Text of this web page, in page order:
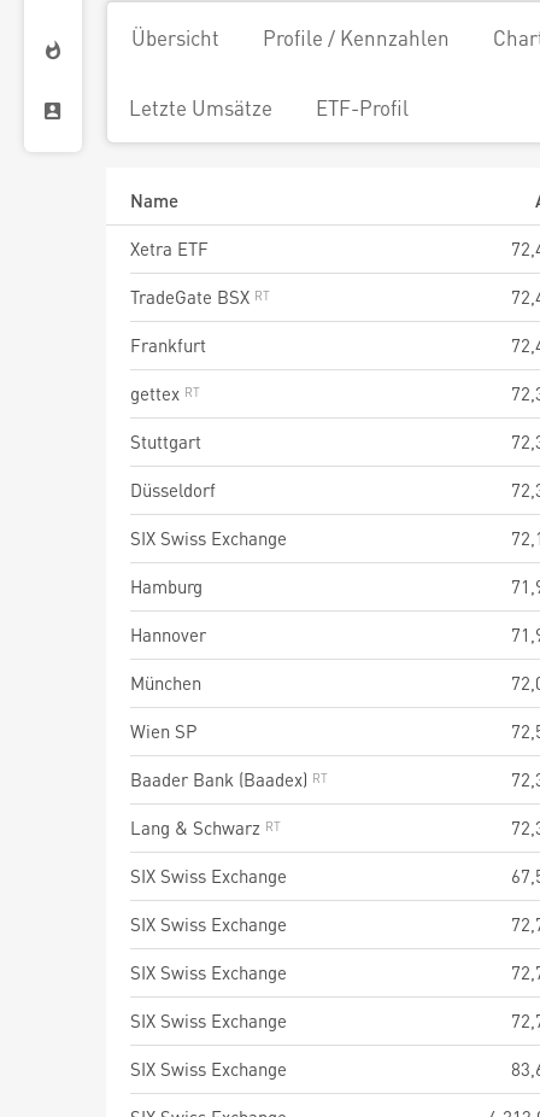
Übersicht Profile / Kennzahlen
Letzte Umsätze ETF-Profil
Name
Xetra ETF
TradeGate BSX
Frankfurt
gettex
Stuttgart
Düsseldorf
SIX Swiss Exchange
Hamburg
Hannover
München
Wien SP
Baader Bank (Baadex)
Lang & Schwarz
SIX Swiss Exchange
SIX Swiss Exchange
SIX Swiss Exchange
SIX Swiss Exchange
SIX Swiss Exchange